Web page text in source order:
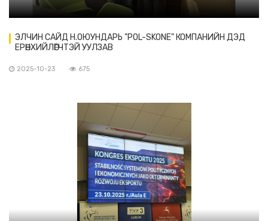
ЭЛЧИН САЙД Н.ОЮУНДАРЬ "POL-SKONE" КОМПАНИЙН ДЭД
ЕРӨНХИЙЛӨГЧТЭЙ УУЛЗАВ
2025-10-23 675